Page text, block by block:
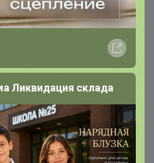
Хит
1 590р
-24%
2 081р
Ликвидация склада